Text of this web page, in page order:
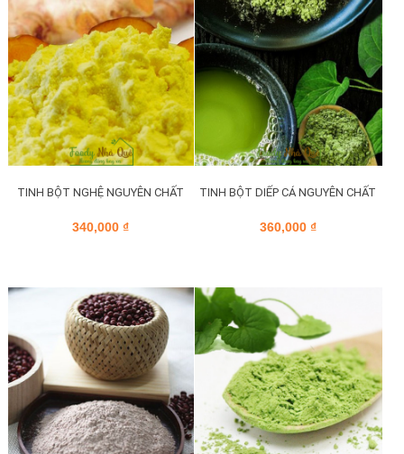
TINH BỘT NGHỆ NGUYÊN CHẤT
340,000₫
TINH BỘT DIẾP CÁ NGUYÊN CHẤT
360,000 ₫